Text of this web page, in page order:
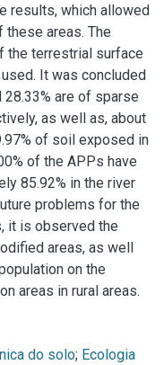
results, which allowed
areas. The
the terrestrial surface
It was concluded
are of sparse
as well as, about
of soil exposed in
of the APPs have
85.92% in the river
problems for the
it is observed the
areas, as well
on the
areas in rural areas.
do solo; Ecologia